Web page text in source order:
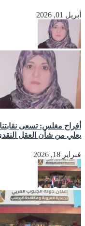
أبريل 01, 2026
أفراح مغلس: تسعى
يعلي من شأن العقل
فبراير 18, 2026